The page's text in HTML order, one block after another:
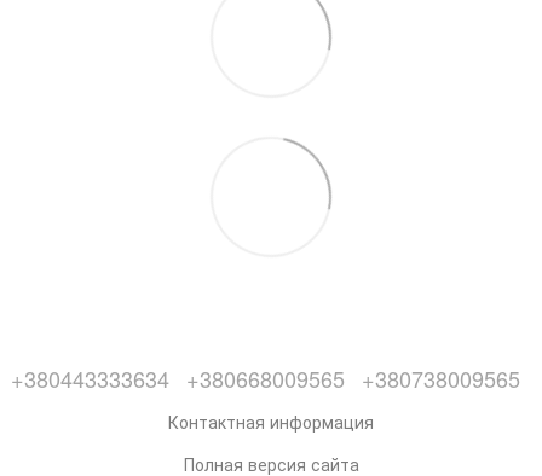
+380443333634 +380668009565 +380738009565
Контактная информация
Полная версия сайта